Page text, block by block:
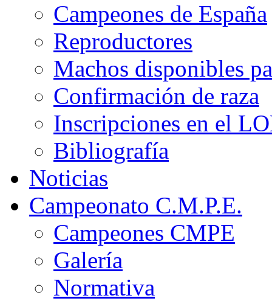
Campeones de España
Reproductores
Machos disponibles
Confirmación de raza
Inscripciones en el
Bibliografía
Noticias
Campeonato C.M.P.E.
Campeones CMPE
Galería
Normativa